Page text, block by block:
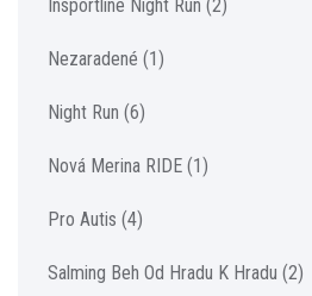
Insportline Night Run (2)
Nezaradené (1)
Night Run (6)
Nová Merina RIDE (1)
Pro Autis (4)
Salming Beh Od Hradu K Hradu (2)